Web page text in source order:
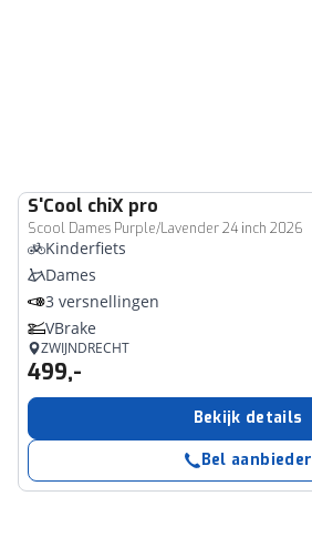
S'Cool chiX pro
Scool Dames Purple/Lavender 24 inch 2026
Kinderfiets
Dames
3 versnellingen
VBrake
ZWIJNDRECHT
499,-
Bekijk details
Bel aanbieder